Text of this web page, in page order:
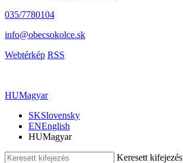
035/7780104
info@obecsokolce.sk
Webtérkép RSS
HUMagyar
SKSlovensky
ENEnglish
HUMagyar
Keresett kifejezés